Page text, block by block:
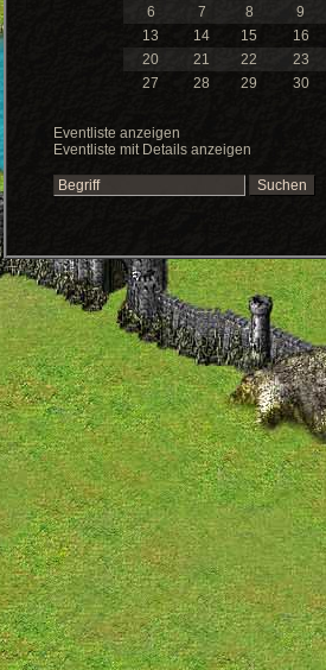
6
7 8 9
13
14 15 16
20
21 22 23
27
28 29 30
Eventliste anzeigen
Eventliste mit Details anzeigen